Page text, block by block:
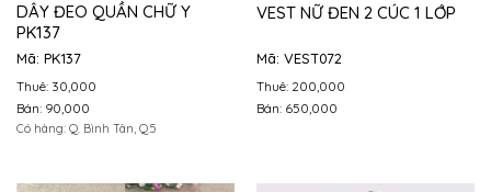
DÂY ĐEO QUẦN CHỮ Y
PK137
Mã: PK137
Thuê: 30,000
Bán: 90,000
Có hàng: Q. Bình Tân, Q.5
VEST NỮ ĐEN 2 CÚC 1 LỚP
Mã: VEST072
Thuê: 200,000
Bán: 650,000